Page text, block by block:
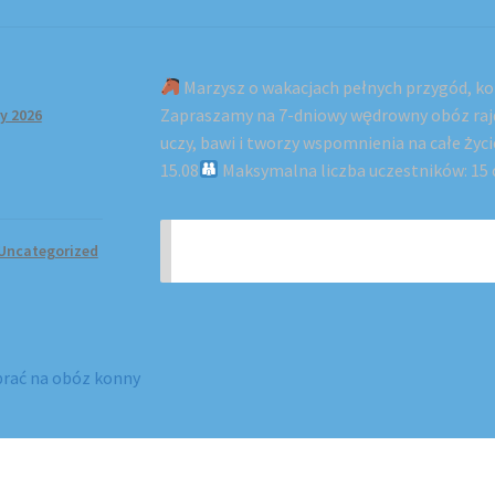
2026
Marzysz o wakacjach pełnych przygód,
Zapraszamy na 7-dniowy wędrowny obóz
uczy, bawi i tworzy wspomnienia na całe
15.08
Maksymalna liczba uczestników: 15
na obóz konny